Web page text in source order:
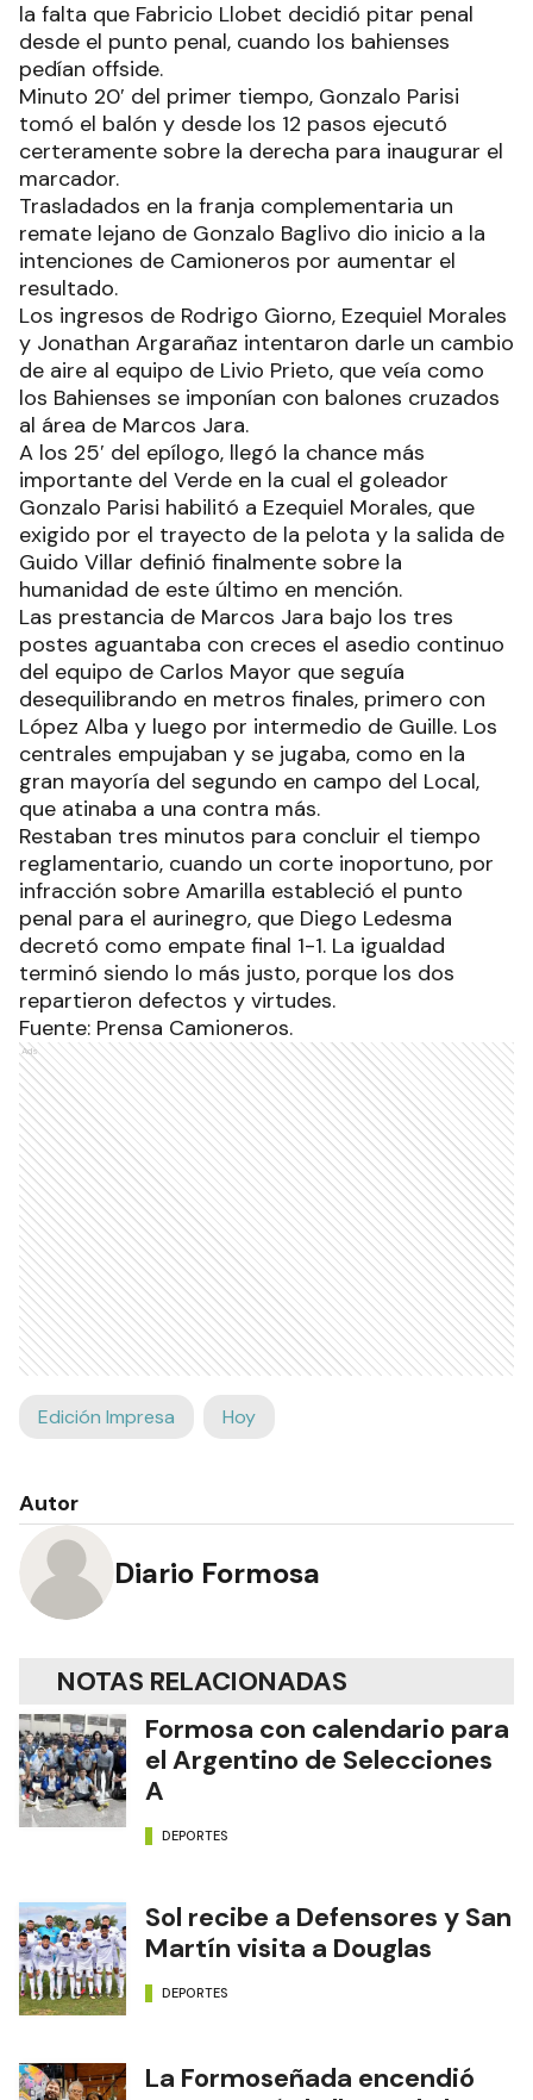
la falta que Fabricio Llobet decidió pitar penal
desde el punto penal, cuando los bahienses
pedían offside.
Minuto 20′ del primer tiempo, Gonzalo Parisi
tomó el balón y desde los 12 pasos ejecutó
certeramente sobre la derecha para inaugurar el
marcador.
Trasladados en la franja complementaria un
remate lejano de Gonzalo Baglivo dio inicio a la
intenciones de Camioneros por aumentar el
resultado.
Los ingresos de Rodrigo Giorno, Ezequiel Morales
y Jonathan Argarañaz intentaron darle un cambio
de aire al equipo de Livio Prieto, que veía como
los Bahienses se imponían con balones cruzados
al área de Marcos Jara.
A los 25′ del epílogo, llegó la chance más
importante del Verde en la cual el goleador
Gonzalo Parisi habilitó a Ezequiel Morales, que
exigido por el trayecto de la pelota y la salida de
Guido Villar definió finalmente sobre la
humanidad de este último en mención.
Las prestancia de Marcos Jara bajo los tres
postes aguantaba con creces el asedio continuo
del equipo de Carlos Mayor que seguía
desequilibrando en metros finales, primero con
López Alba y luego por intermedio de Guille. Los
centrales empujaban y se jugaba, como en la
gran mayoría del segundo en campo del Local,
que atinaba a una contra más.
Restaban tres minutos para concluir el tiempo
reglamentario, cuando un corte inoportuno, por
infracción sobre Amarilla estableció el punto
penal para el aurinegro, que Diego Ledesma
decretó como empate final 1-1. La igualdad
terminó siendo lo más justo, porque los dos
repartieron defectos y virtudes.
Fuente: Prensa Camioneros.
Ads
Edición Impresa Hoy
Autor
Diario Formosa
NOTAS RELACIONADAS
Formosa con calendario para
el Argentino de Selecciones
A
DEPORTES
Sol recibe a Defensores y San
Martín visita a Douglas
DEPORTES
La Formoseñada encendió